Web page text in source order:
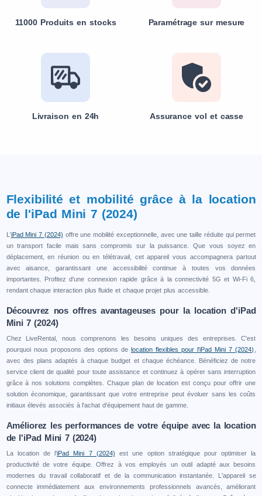
11000 Produits en stocks Paramétrage sur mesure
Livraison en 24h Assurance vol et casse
Flexibilité et mobilité grâce à la location
de l'iPad Mini 7 (2024)
L'iPad Mini 7 (2024) offre une mobilité exceptionnelle, avec une taille réduite qui permet
un transport facile mais sans compromis sur la puissance. Que vous soyez en
déplacement, en réunion ou en télétravail, cet appareil vous accompagnera partout
avec aisance, garantissant une accessibilité continue à toutes vos données
importantes. Profitez d'une connexion rapide grâce à la connectivité 5G et Wi-Fi 6,
rendant chaque interaction plus fluide et chaque projet plus accessible.
Découvrez nos offres avantageuses pour la location d'iPad
Mini 7 (2024)
Chez LiveRental, nous comprenons les besoins uniques des entreprises. C'est
pourquoi nous proposons des options de location flexibles pour l'iPad Mini 7 (2024)
avec des plans adaptés à chaque budget et chaque échéance. Bénéficiez de notre
service client de qualité pour toute assistance et continuez à opérer sans interruption
grâce à nos solutions complètes. Chaque plan de location est conçu pour offrir une
solution économique, garantissant que votre entreprise peut évoluer sans les coûts
initiaux élevés associés à l'achat d'équipement haut de gamme.
Améliorez les performances de votre équipe avec la location
de l'iPad Mini 7 (2024)
La location de l'iPad Mini 7 (2024) est une option stratégique pour optimiser la
productivité de votre équipe. Offrez à vos employés un outil adapté aux besoins
modernes du travail collaboratif et de la communication instantanée. L'appareil se
connecte immédiatement aux environnements professionnels avancés, améliorant